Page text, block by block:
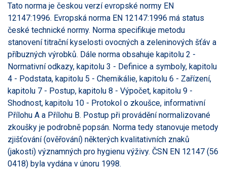
Tato norma je českou verzí evropské normy EN
12147:1996. Evropská norma EN 12147:1996 má status
české technické normy. Norma specifikuje metodu
stanovení titrační kyselosti ovocných a zeleninových šťáv a
příbuzných výrobků. Dále norma obsahuje kapitolu 2 -
Normativní odkazy, kapitolu 3 - Definice a symboly, kapitolu
4 - Podstata, kapitolu 5 - Chemikálie, kapitolu 6 - Zařízení,
kapitolu 7 - Postup, kapitolu 8 - Výpočet, kapitolu 9 -
Shodnost, kapitolu 10 - Protokol o zkoušce, informativní
Přílohu A a Přílohu B. Postup při provádění normalizované
zkoušky je podrobně popsán. Norma tedy stanovuje metody
zjišťování (ověřování) některých kvalitativních znaků
(jakosti) významných pro hygienu výživy. ČSN EN 12147 (56
0418) byla vydána v únoru 1998.